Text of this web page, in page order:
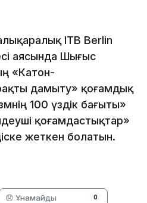
ITB Berlin
аясында Шығыс
«Катон-
дамыту» қоғамдық
100 үздік бағыты»
қоғамдастықтар»
жеткен болатын.
😞 Ұнамайды 0